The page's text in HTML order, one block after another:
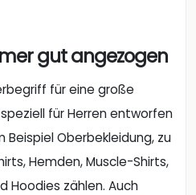
gut angezogen
für eine große
für Herren entworfen
Beispiel Oberbekleidung, zu
Hemden, Muscle-Shirts,
Hoodies zählen. Auch